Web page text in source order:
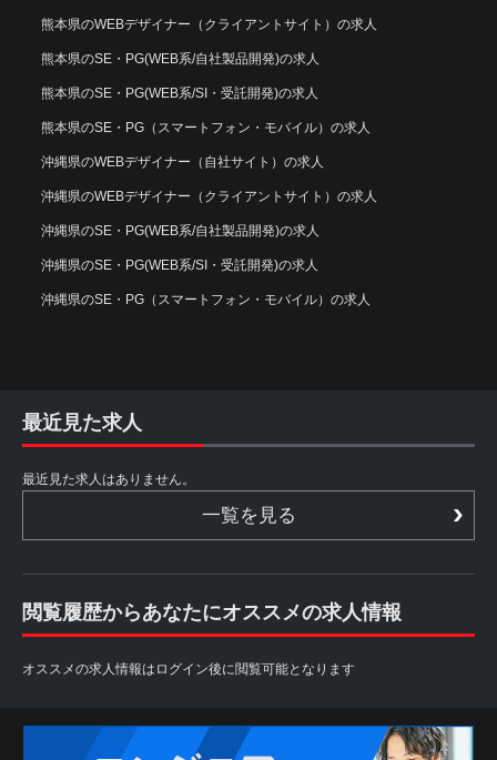
熊本県のWEBデザイナー（クライアントサイト）の求人
熊本県のSE・PG(WEB系/自社製品開発)の求人
熊本県のSE・PG(WEB系/SI・受託開発)の求人
熊本県のSE・PG（スマートフォン・モバイル）の求人
沖縄県のWEBデザイナー（自社サイト）の求人
沖縄県のWEBデザイナー（クライアントサイト）の求人
沖縄県のSE・PG(WEB系/自社製品開発)の求人
沖縄県のSE・PG(WEB系/SI・受託開発)の求人
沖縄県のSE・PG（スマートフォン・モバイル）の求人
最近見た求人
最近見た求人はありません。
一覧を見る
閲覧履歴からあなたにオススメの求人情報
オススメの求人情報はログイン後に閲覧可能となります